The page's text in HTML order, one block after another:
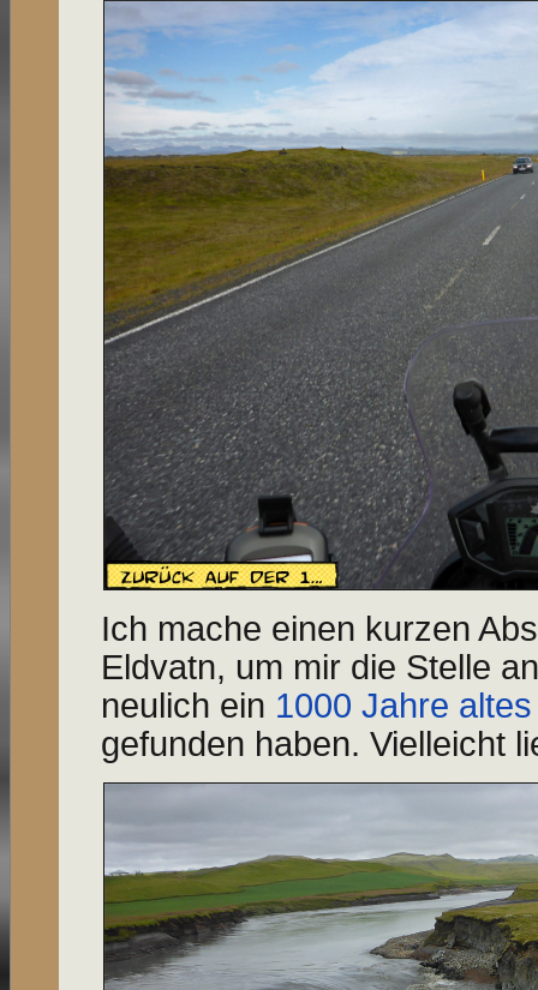
Ich mache einen kurzen
Eldvatn, um mir die Stelle
neulich ein 1000 Jahre
gefunden haben. Vielleicht